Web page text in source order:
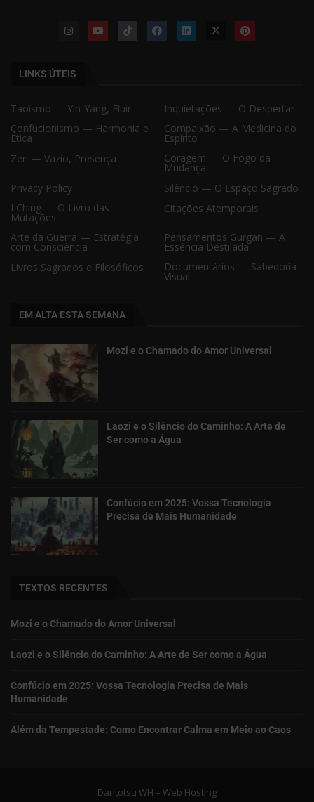
LINKS ÚTEIS
Taoismo — Yin-Yang, Fluir
Inquietações — O Despertar
Confucionismo — Harmonia e
Ética
Compaixão — A Medicina do
Espírito
Zen — Vazio, Presença
Coragem — O Fogo da
Mudança
Privacy Policy
Silêncio — O Espaço Sagrado
I Ching — O Livro das
Mutações
Citações Atemporais
Arte da Guerra — Estratégia
com Consciência
Pensamentos Gurgan — A
Essência Destilada
Livros Sagrados e Filosóficos
Documentários — Sabedoria
Visual
EM ALTA ESTA SEMANA
Mozi e o Chamado do Amor Universal
Laozi e o Silêncio do Caminho: A Arte de
Ser como a Água
Confúcio em 2025: Vossa Tecnologia
Precisa de Mais Humanidade
TEXTOS RECENTES
Mozi e o Chamado do Amor Universal
Laozi e o Silêncio do Caminho: A Arte de Ser como a Água
Confúcio em 2025: Vossa Tecnologia Precisa de Mais
Humanidade
Além da Tempestade: Como Encontrar Calma em Meio ao Caos
Dantotsu WH – Web Hosting